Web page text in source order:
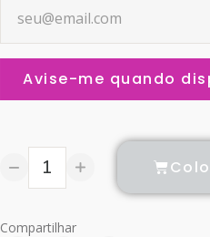
Avise-me quando
Compartilhar